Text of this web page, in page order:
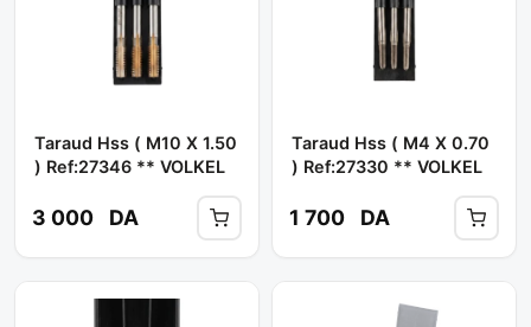
Taraud Hss ( M10 X 1.50
) Ref:27346 ** VOLKEL
3 000 DA
Taraud Hss ( M4 X 0.70
) Ref:27330 ** VOLKEL
1 700 DA